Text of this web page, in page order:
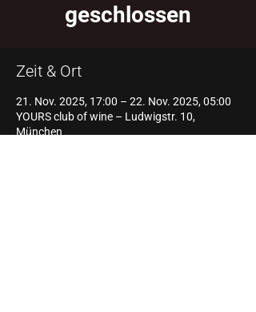
geschlossen
Zeit & Ort
21. Nov. 2025, 17:00 – 22. Nov. 2025, 05:00
YOURS club of wine – Ludwigstr. 10,
München